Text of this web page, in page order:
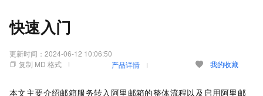
快速入门
更新时间： 2024-06-12 10:06:50
复制 MD 格式
产品详情 我的收藏
本文主要介绍邮箱服务转入阿里邮箱的整体流程以及启用阿里邮